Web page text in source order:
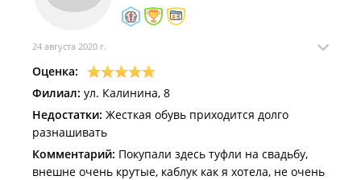
24 августа 2020 г.
Оценка:
Филиал: ул. Калинина, 8
Недостатки: Жесткая обувь приходится долго
разнашивать
Комментарий: Покупали здесь туфли на свадьбу,
внешне очень крутые, каблук как я хотела, не очень